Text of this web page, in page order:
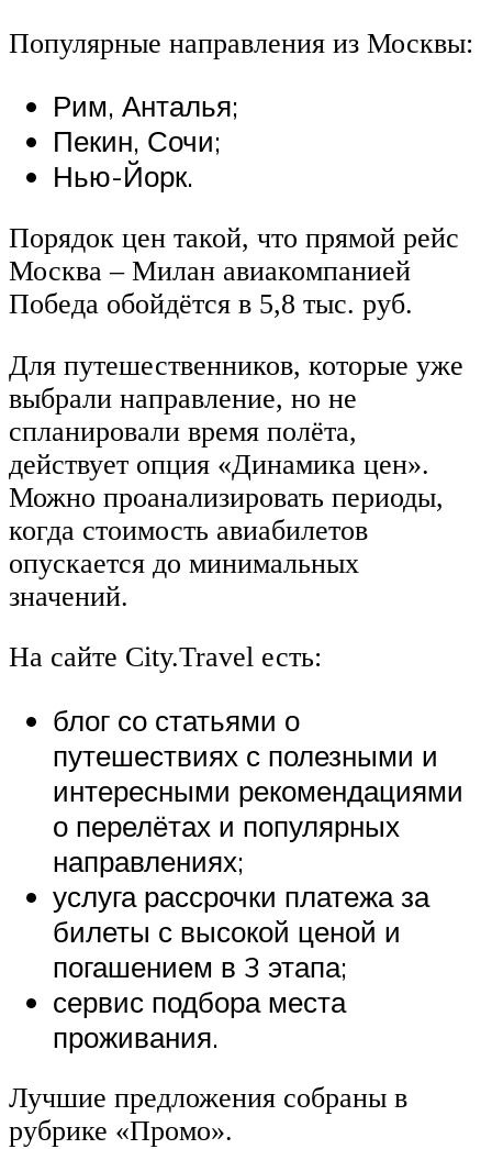
Популярные направления из Москвы:
Рим, Анталья;
Пекин, Сочи;
Нью-Йорк.
Порядок цен такой, что прямой рейс
Москва – Милан авиакомпанией
Победа обойдётся в 5,8 тыс. руб.
Для путешественников, которые уже
выбрали направление, но не
спланировали время полёта,
действует опция «Динамика цен».
Можно проанализировать периоды,
когда стоимость авиабилетов
опускается до минимальных
значений.
На сайте City.Travel есть:
блог со статьями о
путешествиях с полезными и
интересными рекомендациями
о перелётах и популярных
направлениях;
услуга рассрочки платежа за
билеты с высокой ценой и
погашением в 3 этапа;
сервис подбора места
проживания.
Лучшие предложения собраны в
рубрике «Промо».